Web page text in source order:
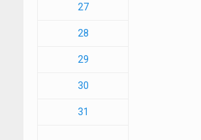
27
28
29
30
31